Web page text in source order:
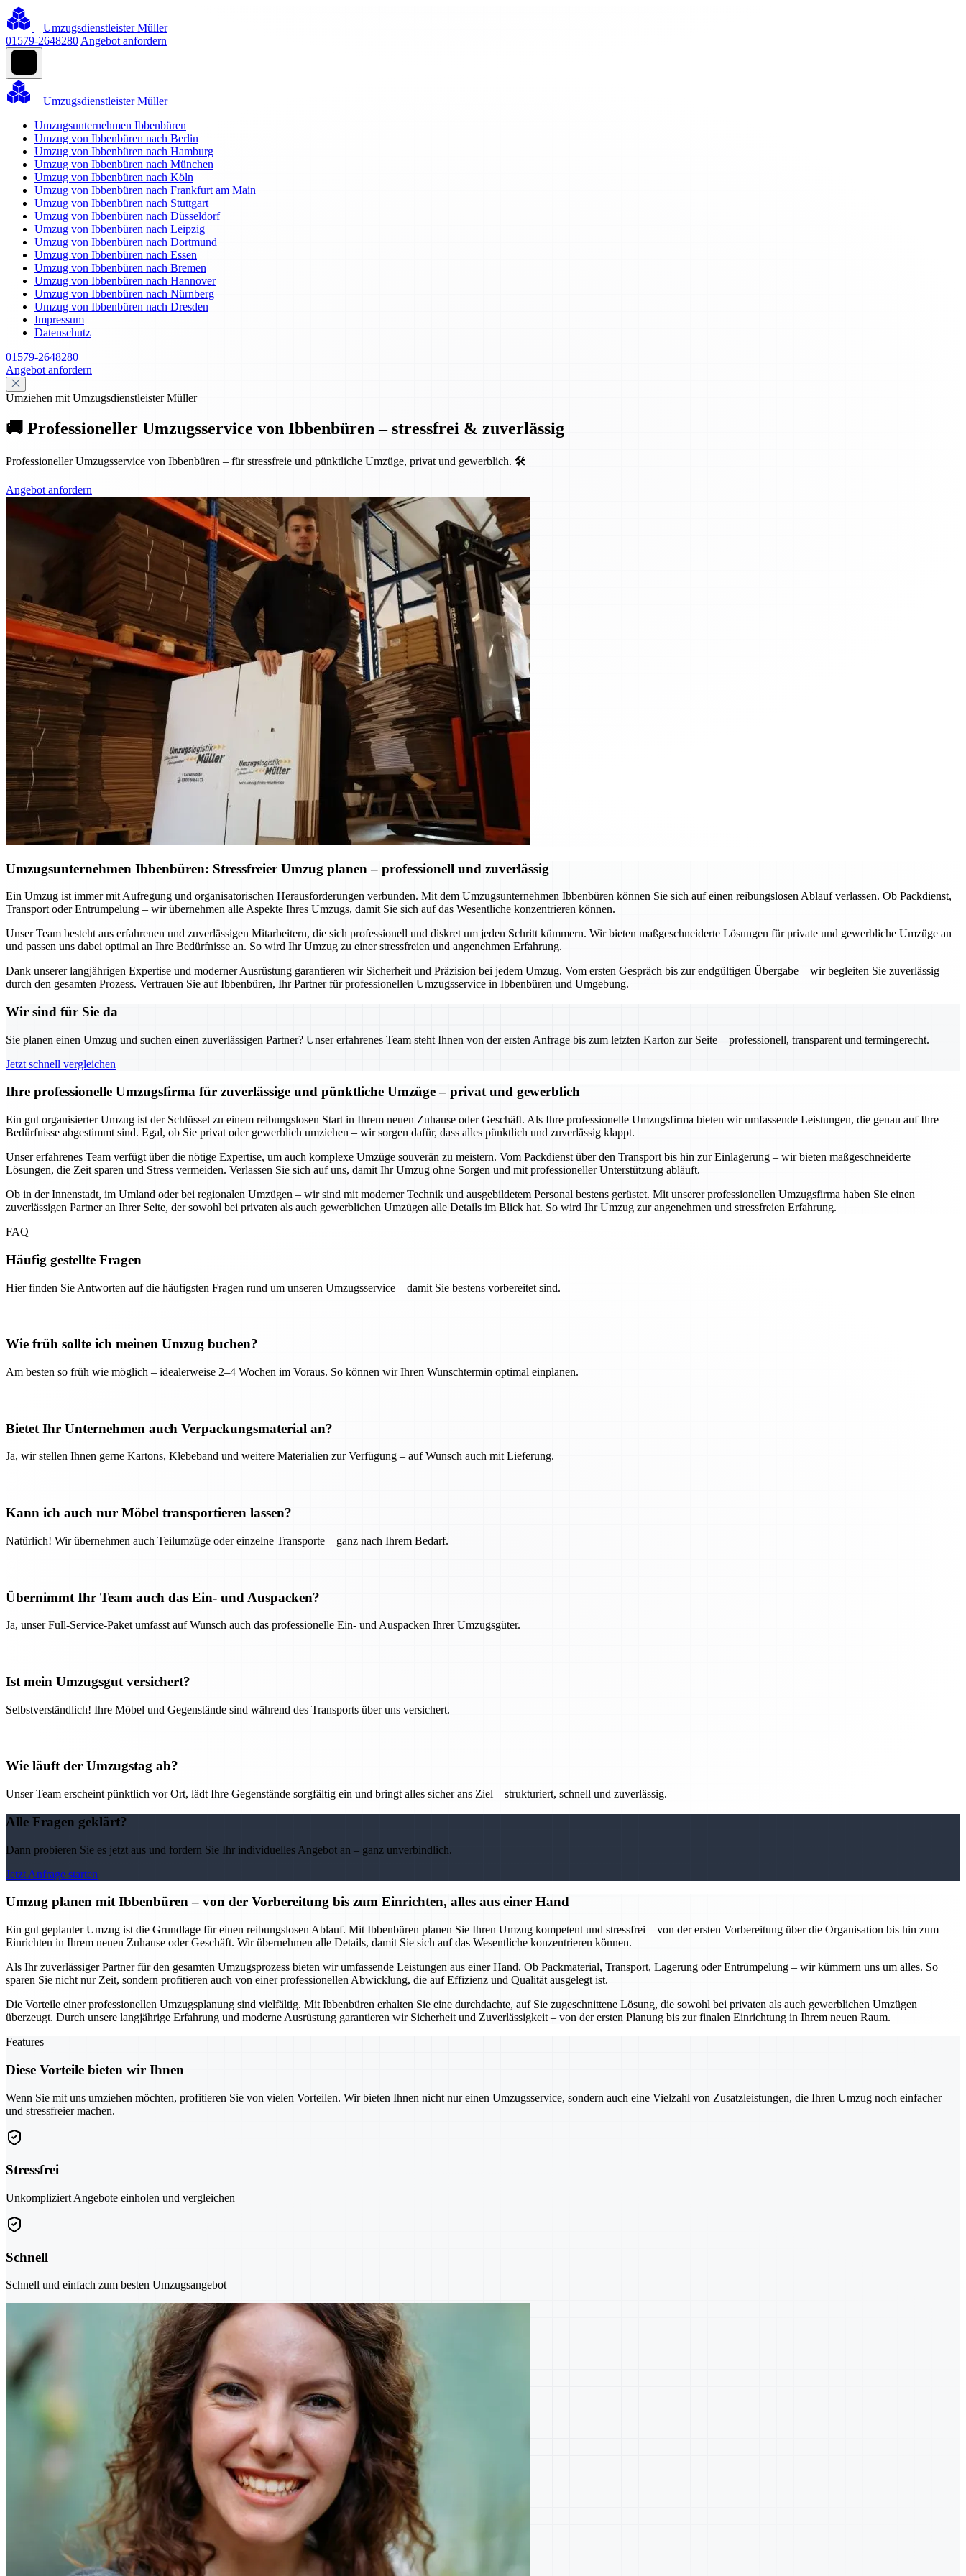
Umzugsdienstleister Müller
01579-2648280 Angebot anfordern
Umzugsdienstleister Müller
Umzugsunternehmen Ibbenbüren
Umzug von Ibbenbüren nach Berlin
Umzug von Ibbenbüren nach Hamburg
Umzug von Ibbenbüren nach München
Umzug von Ibbenbüren nach Köln
Umzug von Ibbenbüren nach Frankfurt am Main
Umzug von Ibbenbüren nach Stuttgart
Umzug von Ibbenbüren nach Düsseldorf
Umzug von Ibbenbüren nach Leipzig
Umzug von Ibbenbüren nach Dortmund
Umzug von Ibbenbüren nach Essen
Umzug von Ibbenbüren nach Bremen
Umzug von Ibbenbüren nach Hannover
Umzug von Ibbenbüren nach Nürnberg
Umzug von Ibbenbüren nach Dresden
Impressum
Datenschutz
01579-2648280
Angebot anfordern
Umziehen mit Umzugsdienstleister Müller
🚚 Professioneller Umzugsservice von Ibbenbüren – stressfrei & zuverlässig
Professioneller Umzugsservice von Ibbenbüren – für stressfreie und pünktliche Umzüge, privat und gewerblich. 🛠️
Angebot anfordern
Umzugsunternehmen Ibbenbüren: Stressfreier Umzug planen – professionell und zuverlässig
Ein Umzug ist immer mit Aufregung und organisatorischen Herausforderungen verbunden. Mit dem Umzugsunternehmen Ibbenbüren können Sie sich auf einen reibungslosen Ablauf verlassen. Ob Packdienst,
Transport oder Entrümpelung – wir übernehmen alle Aspekte Ihres Umzugs, damit Sie sich auf das Wesentliche konzentrieren können.
Unser Team besteht aus erfahrenen und zuverlässigen Mitarbeitern, die sich professionell und diskret um jeden Schritt kümmern. Wir bieten maßgeschneiderte Lösungen für private und gewerbliche Umzüge an
und passen uns dabei optimal an Ihre Bedürfnisse an. So wird Ihr Umzug zu einer stressfreien und angenehmen Erfahrung.
Dank unserer langjährigen Expertise und moderner Ausrüstung garantieren wir Sicherheit und Präzision bei jedem Umzug. Vom ersten Gespräch bis zur endgültigen Übergabe – wir begleiten Sie zuverlässig
durch den gesamten Prozess. Vertrauen Sie auf Ibbenbüren, Ihr Partner für professionellen Umzugsservice in Ibbenbüren und Umgebung.
Wir sind für Sie da
Sie planen einen Umzug und suchen einen zuverlässigen Partner? Unser erfahrenes Team steht Ihnen von der ersten Anfrage bis zum letzten Karton zur Seite – professionell, transparent und termingerecht.
Jetzt schnell vergleichen
Ihre professionelle Umzugsfirma für zuverlässige und pünktliche Umzüge – privat und gewerblich
Ein gut organisierter Umzug ist der Schlüssel zu einem reibungslosen Start in Ihrem neuen Zuhause oder Geschäft. Als Ihre professionelle Umzugsfirma bieten wir umfassende Leistungen, die genau auf Ihre
Bedürfnisse abgestimmt sind. Egal, ob Sie privat oder gewerblich umziehen – wir sorgen dafür, dass alles pünktlich und zuverlässig klappt.
Unser erfahrenes Team verfügt über die nötige Expertise, um auch komplexe Umzüge souverän zu meistern. Vom Packdienst über den Transport bis hin zur Einlagerung – wir bieten maßgeschneiderte
Lösungen, die Zeit sparen und Stress vermeiden. Verlassen Sie sich auf uns, damit Ihr Umzug ohne Sorgen und mit professioneller Unterstützung abläuft.
Ob in der Innenstadt, im Umland oder bei regionalen Umzügen – wir sind mit moderner Technik und ausgebildetem Personal bestens gerüstet. Mit unserer professionellen Umzugsfirma haben Sie einen
zuverlässigen Partner an Ihrer Seite, der sowohl bei privaten als auch gewerblichen Umzügen alle Details im Blick hat. So wird Ihr Umzug zur angenehmen und stressfreien Erfahrung.
FAQ
Häufig gestellte Fragen
Hier finden Sie Antworten auf die häufigsten Fragen rund um unseren Umzugsservice – damit Sie bestens vorbereitet sind.
Wie früh sollte ich meinen Umzug buchen?
Am besten so früh wie möglich – idealerweise 2–4 Wochen im Voraus. So können wir Ihren Wunschtermin optimal einplanen.
Bietet Ihr Unternehmen auch Verpackungsmaterial an?
Ja, wir stellen Ihnen gerne Kartons, Klebeband und weitere Materialien zur Verfügung – auf Wunsch auch mit Lieferung.
Kann ich auch nur Möbel transportieren lassen?
Natürlich! Wir übernehmen auch Teilumzüge oder einzelne Transporte – ganz nach Ihrem Bedarf.
Übernimmt Ihr Team auch das Ein- und Auspacken?
Ja, unser Full-Service-Paket umfasst auf Wunsch auch das professionelle Ein- und Auspacken Ihrer Umzugsgüter.
Ist mein Umzugsgut versichert?
Selbstverständlich! Ihre Möbel und Gegenstände sind während des Transports über uns versichert.
Wie läuft der Umzugstag ab?
Unser Team erscheint pünktlich vor Ort, lädt Ihre Gegenstände sorgfältig ein und bringt alles sicher ans Ziel – strukturiert, schnell und zuverlässig.
Alle Fragen geklärt?
Dann probieren Sie es jetzt aus und fordern Sie Ihr individuelles Angebot an – ganz unverbindlich.
Jetzt Anfrage starten
Umzug planen mit Ibbenbüren – von der Vorbereitung bis zum Einrichten, alles aus einer Hand
Ein gut geplanter Umzug ist die Grundlage für einen reibungslosen Ablauf. Mit Ibbenbüren planen Sie Ihren Umzug kompetent und stressfrei – von der ersten Vorbereitung über die Organisation bis hin zum
Einrichten in Ihrem neuen Zuhause oder Geschäft. Wir übernehmen alle Details, damit Sie sich auf das Wesentliche konzentrieren können.
Als Ihr zuverlässiger Partner für den gesamten Umzugsprozess bieten wir umfassende Leistungen aus einer Hand. Ob Packmaterial, Transport, Lagerung oder Entrümpelung – wir kümmern uns um alles. So
sparen Sie nicht nur Zeit, sondern profitieren auch von einer professionellen Abwicklung, die auf Effizienz und Qualität ausgelegt ist.
Die Vorteile einer professionellen Umzugsplanung sind vielfältig. Mit Ibbenbüren erhalten Sie eine durchdachte, auf Sie zugeschnittene Lösung, die sowohl bei privaten als auch gewerblichen Umzügen
überzeugt. Durch unsere langjährige Erfahrung und moderne Ausrüstung garantieren wir Sicherheit und Zuverlässigkeit – von der ersten Planung bis zur finalen Einrichtung in Ihrem neuen Raum.
Features
Diese Vorteile bieten wir Ihnen
Wenn Sie mit uns umziehen möchten, profitieren Sie von vielen Vorteilen. Wir bieten Ihnen nicht nur einen Umzugsservice, sondern auch eine Vielzahl von Zusatzleistungen, die Ihren Umzug noch einfacher
und stressfreier machen.
Stressfrei
Unkompliziert Angebote einholen und vergleichen
Schnell
Schnell und einfach zum besten Umzugsangebot